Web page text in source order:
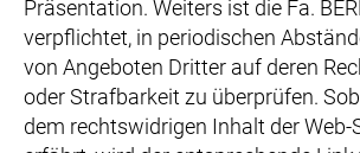
Präsentation. Weiters ist die Fa.
verpflichtet, in periodischen
von Angeboten Dritter auf deren
oder Strafbarkeit zu überprüfen.
dem rechtswidrigen Inhalt der Web-